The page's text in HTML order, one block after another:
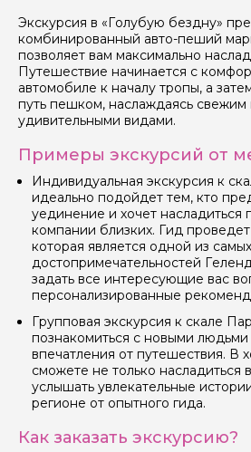
Экскурсия в «Голубую бездну»
комбинированный авто-пеший
позволяет вам максимально
Путешествие начинается с
автомобиле к началу тропы, а
путь пешком, наслаждаясь свежим
удивительными видами.
Примеры экскурсий от
Индивидуальная экскурсия к
идеально подойдет тем, кто
уединение и хочет насладиться
компании близких. Гид
которая является одной из
достопримечательностей
задать все интересующие вас
персонализированные
Групповая экскурсия к скале
познакомиться с новыми людьми
впечатления от путешествия. В
сможете не только насладиться
услышать увлекательные
регионе от опытного гида.
Как заказать экскурсию?
Я даю своё согласие на
данных
Отправить